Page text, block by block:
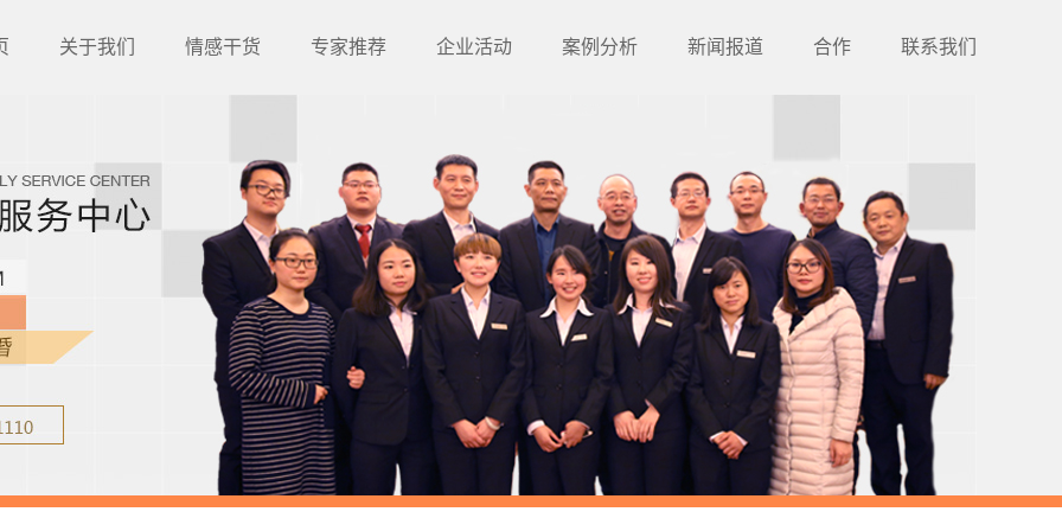
关于我们 情感干货 专家推荐 企业活动 案例分析 新闻报道 合作 联系我们